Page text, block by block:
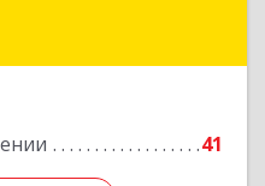
41
Краснознаменск г,